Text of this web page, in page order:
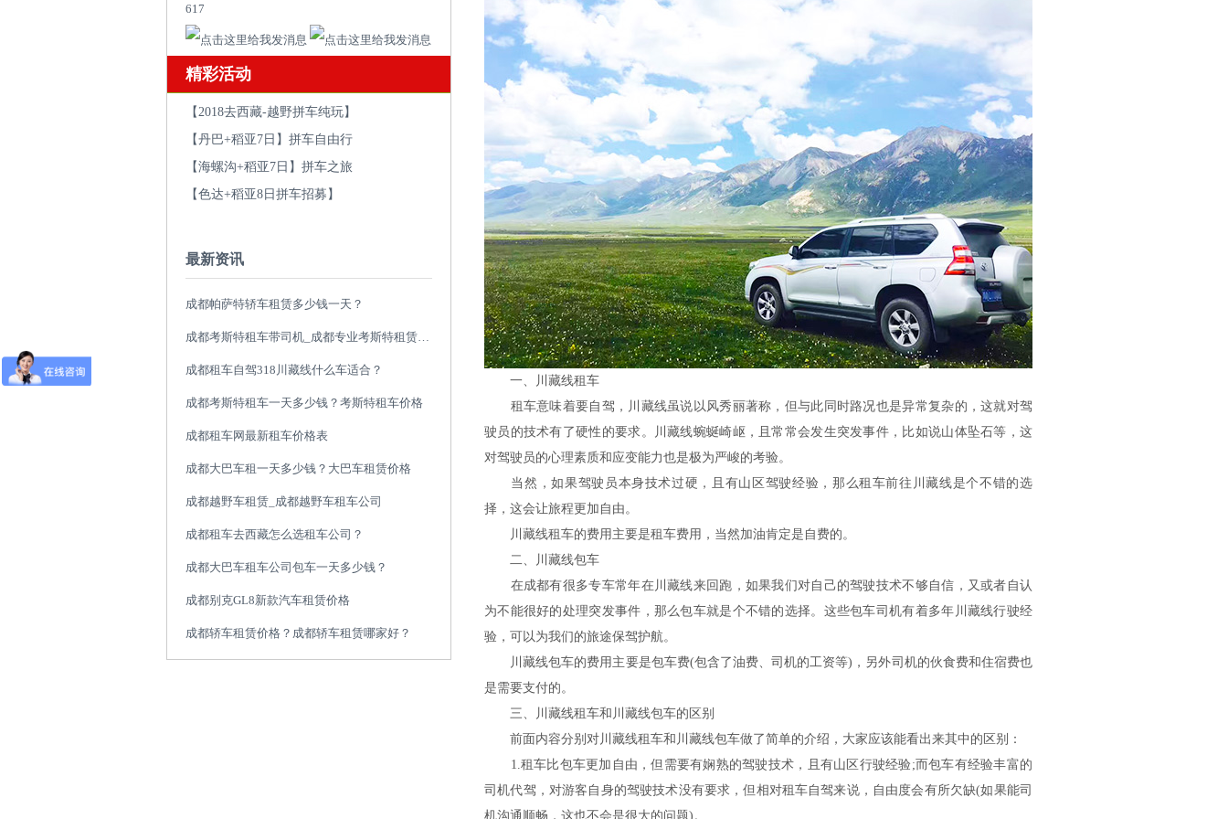
617
精彩活动
【2018去西藏-越野拼车纯玩】
【丹巴+稻亚7日】拼车自由行
【海螺沟+稻亚7日】拼车之旅
【色达+稻亚8日拼车招募】
最新资讯
成都帕萨特轿车租赁多少钱一天？
成都考斯特租车带司机_成都专业考斯特租赁平台
成都租车自驾318川藏线什么车适合？
成都考斯特租车一天多少钱？考斯特租车价格
成都租车网最新租车价格表
成都大巴车租一天多少钱？大巴车租赁价格
成都越野车租赁_成都越野车租车公司
成都租车去西藏怎么选租车公司？
成都大巴车租车公司包车一天多少钱？
成都别克GL8新款汽车租赁价格
成都轿车租赁价格？成都轿车租赁哪家好？
一、川藏线租车
租车意味着要自驾，川藏线虽说以风秀丽著称，但与此同时路况也是异常复杂的，这就对驾
驶员的技术有了硬性的要求。川藏线蜿蜒崎岖，且常常会发生突发事件，比如说山体坠石等，这
对驾驶员的心理素质和应变能力也是极为严峻的考验。
当然，如果驾驶员本身技术过硬，且有山区驾驶经验，那么租车前往川藏线是个不错的选
择，这会让旅程更加自由。
川藏线租车的费用主要是租车费用，当然加油肯定是自费的。
二、川藏线包车
在成都有很多专车常年在川藏线来回跑，如果我们对自己的驾驶技术不够自信，又或者自认
为不能很好的处理突发事件，那么包车就是个不错的选择。这些包车司机有着多年川藏线行驶经
验，可以为我们的旅途保驾护航。
川藏线包车的费用主要是包车费(包含了油费、司机的工资等)，另外司机的伙食费和住宿费也
是需要支付的。
三、川藏线租车和川藏线包车的区别
前面内容分别对川藏线租车和川藏线包车做了简单的介绍，大家应该能看出来其中的区别：
1.租车比包车更加自由，但需要有娴熟的驾驶技术，且有山区行驶经验;而包车有经验丰富的
司机代驾，对游客自身的驾驶技术没有要求，但相对租车自驾来说，自由度会有所欠缺(如果能司
机沟通顺畅，这也不会是很大的问题)。